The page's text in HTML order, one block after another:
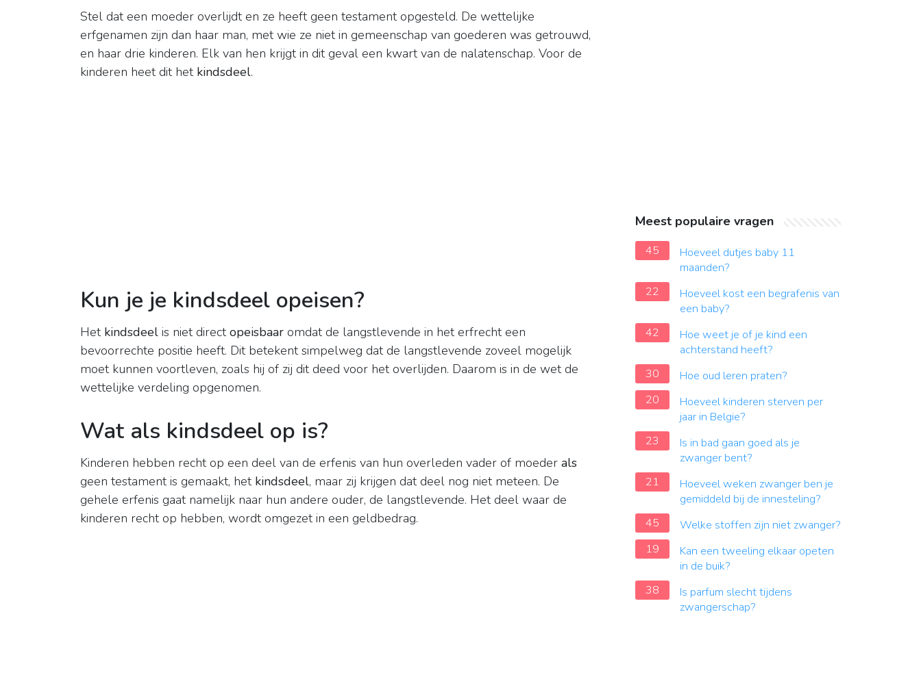
Stel dat een moeder overlijdt en ze heeft geen testament opgesteld. De wettelijke
erfgenamen zijn dan haar man, met wie ze niet in gemeenschap van goederen was getrouwd,
en haar drie kinderen. Elk van hen krijgt in dit geval een kwart van de nalatenschap. Voor de
kinderen heet dit het kindsdeel.
Kun je je kindsdeel opeisen?
Het kindsdeel is niet directopeisbaar omdat de langstlevende in het erfrecht een
bevoorrechte positie heeft. Dit betekent simpelweg dat de langstlevende zoveel mogelijk
moet kunnen voortleven, zoals hij of zij dit deed voor het overlijden. Daarom is in de wet de
wettelijke verdeling opgenomen.
Wat als kindsdeel op is?
Kinderen hebben recht op een deel van de erfenis van hun overleden vader of moeder als
geen testament is gemaakt, het kindsdeel, maar zij krijgen dat deel nog niet meteen. De
gehele erfenis gaat namelijk naar hun andere ouder, de langstlevende. Het deel waar de
kinderen recht op hebben, wordt omgezet in een geldbedrag.
Meest populaire vragen
45
Hoeveel dutjes baby 11
maanden?
22
Hoeveel kost een begrafenis van
een baby?
42
Hoe weet je of je kind een
achterstand heeft?
30
Hoe oud leren praten?
20
Hoeveel kinderen sterven per
jaar in Belgie?
23
Is in bad gaan goed als je
zwanger bent?
21
Hoeveel weken zwanger ben je
gemiddeld bij de innesteling?
45
Welke stoffen zijn niet zwanger?
19
Kan een tweeling elkaar opeten
in de buik?
38
Is parfum slecht tijdens
zwangerschap?